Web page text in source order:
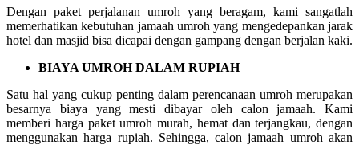
Dengan paket perjalanan umroh yang beragam, kami sangatlah
memerhatikan kebutuhan jamaah umroh yang mengedepankan jarak
hotel dan masjid bisa dicapai dengan gampang dengan berjalan kaki.
BIAYA UMROH DALAM RUPIAH
Satu hal yang cukup penting dalam perencanaan umroh merupakan
besarnya biaya yang mesti dibayar oleh calon jamaah. Kami
memberi harga paket umroh murah, hemat dan terjangkau, dengan
menggunakan harga rupiah. Sehingga, calon jamaah umroh akan